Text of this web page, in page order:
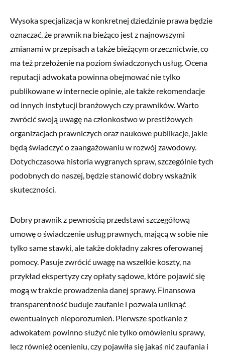
Wysoka specjalizacja w konkretnej dziedzinie prawa będzie
oznaczać, że prawnik na bieżąco jest z najnowszymi
zmianami w przepisach a także bieżącym orzecznictwie, co
ma też przełożenie na poziom świadczonych usług. Ocena
reputacji adwokata powinna obejmować nie tylko
publikowane w internecie opinie, ale także rekomendacje
od innych instytucji branżowych czy prawników. Warto
zwrócić swoją uwagę na członkostwo w prestiżowych
organizacjach prawniczych oraz naukowe publikacje, jakie
będą świadczyć o zaangażowaniu w rozwój zawodowy.
Dotychczasowa historia wygranych spraw, szczególnie tych
podobnych do naszej, będzie stanowić dobry wskaźnik
skuteczności.
Dobry prawnik z pewnością przedstawi szczegółową
umowę o świadczenie usług prawnych, mającą w sobie nie
tylko same stawki, ale także dokładny zakres oferowanej
pomocy. Pasuje zwrócić uwagę na wszelkie koszty, na
przykład ekspertyzy czy opłaty sądowe, które pojawić się
mogą w trakcie prowadzenia danej sprawy. Finansowa
transparentność buduje zaufanie i pozwala uniknąć
ewentualnych nieporozumień. Pierwsze spotkanie z
adwokatem powinno służyć nie tylko omówieniu sprawy,
lecz również ocenieniu, czy pojawiła się jakaś nić zaufania i